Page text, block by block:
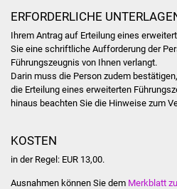
ERFORDERLICHE
Ihrem Antrag auf Erteilung eines
Sie eine schriftliche Aufforderung der
Führungszeugnis von Ihnen verlangt.
Darin muss die Person zudem
die Erteilung eines erweiterten
hinaus beachten Sie die Hinweise zum
KOSTEN
in der Regel: EUR 13,00.
Ausnahmen können Sie dem Merkblatt